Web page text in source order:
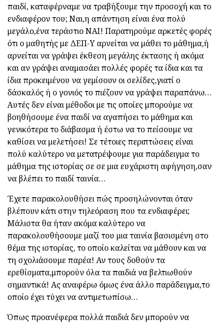
παιδί, καταφέρναμε να τραβήξουμε την προσοχή και το
ενδιαφέρον του; Ναι,η απάντηση είναι ένα πολύ
μεγάλο,ένα τεράστιο ΝΑΙ! Παρατηρούμε αρκετές φορές
ότι ο μαθητής με ΔΕΠ-Υ αρνείται να μάθει το μάθημα,ή
αρνείται να γράψει έκθεση μεγάλης έκτασης ή ακόμα
και αν γράψει αναμασάει πολλές φορές τα ίδια και τα
ίδια προκειμένου να γεμίσουν οι σελίδες,γιατί ο
δάσκαλός ή ο γονιός το πιέζουν να γράψει παραπάνω…
Αυτές δεν είναι μέθοδοι με τις οποίες μπορούμε να
βοηθήσουμε ένα παιδί να αγαπήσει το μάθημα και
γενικότερα το διάβασμα ή έστω να το πείσουμε να
καθίσει να μελετήσει! Σε τέτοιες περιπτώσεις είναι
πολύ καλύτερο να μετατρέψουμε για παράδειγμα το
μάθημα της ιστορίας σε σε μια ευχάριστη αφήγηση,σαν
να βλέπει το παιδί ταινία…
Έχετε παρακολουθήσει πώς προσηλώνονται όταν
βλέπουν κάτι στην τηλεόραση που τα ενδιαφέρει;
Μάλιστα θα ήταν ακόμα καλύτερο να
παρακολουθήσουμε μαζί του μια ταινία βασισμένη στο
θέμα της ιστορίας, το οποίο καλείται να μάθουν και να
τη σχολιάσουμε παρέα! Αν τους δοθούν τα
ερεθίσματα,μπορούν όλα τα παιδιά να βελτιωθούν
σημαντικά! Ας αναφέρω όμως ένα άλλο παράδειγμα,το
οποίο έχει τύχει να αντιμετωπίσω…
Όπως προανέφερα πολλά παιδιά δεν μπορούν να